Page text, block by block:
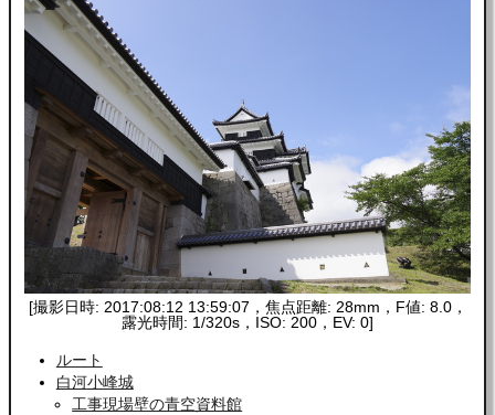
[撮影日時: 2017:08:12 13:59:07，焦点距離: 28mm，F値: 8.0，
露光時間: 1/320s，ISO: 200，EV: 0]
ルート
白河小峰城
工事現場壁の青空資料館